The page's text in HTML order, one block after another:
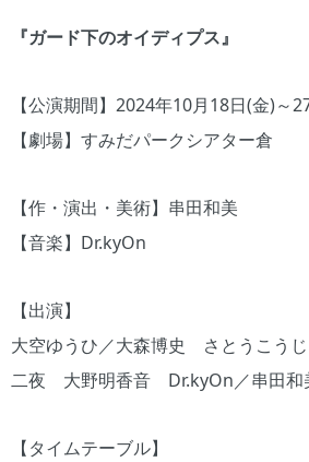
『ガード下のオイディプス』
【公演期間】2024年10月18日(金)～
【劇場】すみだパークシアター倉
【作・演出・美術】串田和美
【音楽】Dr.kyOn
【出演】
大空ゆうひ／大森博史 さとうこ
二夜 大野明香音 Dr.kyOn／串田和
【タイムテーブル】